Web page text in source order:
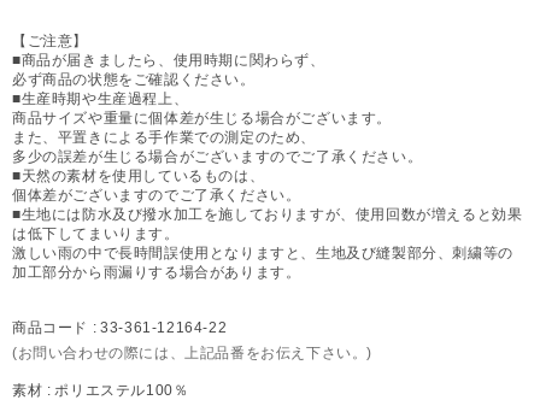
【ご注意】
■商品が届きましたら、使用時期に関わらず、
必ず商品の状態をご確認ください。
■生産時期や生産過程上、
商品サイズや重量に個体差が生じる場合がございます。
また、平置きによる手作業での測定のため、
多少の誤差が生じる場合がございますのでご了承ください。
■天然の素材を使用しているものは、
個体差がございますのでご了承ください。
■生地には防水及び撥水加工を施しておりますが、使用回数が増えると効果
は低下してまいります。
激しい雨の中で長時間誤使用となりますと、生地及び縫製部分、刺繍等の
加工部分から雨漏りする場合があります。
商品コード : 33-361-12164-22
(お問い合わせの際には、上記品番をお伝え下さい。)
素材 : ポリエステル100％